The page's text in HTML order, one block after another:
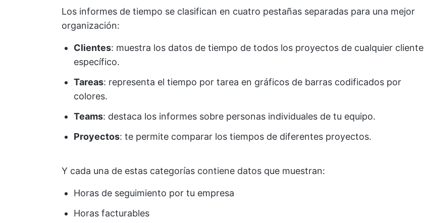
Los informes de tiempo se clasifican en cuatro pestañas separadas para una mejor
organización:
Clientes: muestra los datos de tiempo de todos los proyectos de cualquier cliente
específico.
Tareas: representa el tiempo por tarea en gráficos de barras codificados por
colores.
Teams: destaca los informes sobre personas individuales de tu equipo.
Proyectos: te permite comparar los tiempos de diferentes proyectos.
Y cada una de estas categorías contiene datos que muestran:
Horas de seguimiento por tu empresa
Horas facturables